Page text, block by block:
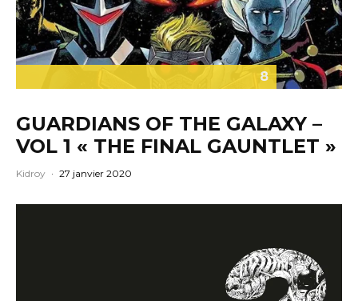
8
GUARDIANS OF THE GALAXY –
VOL 1 « THE FINAL GAUNTLET »
Kidroy · 27 janvier 2020